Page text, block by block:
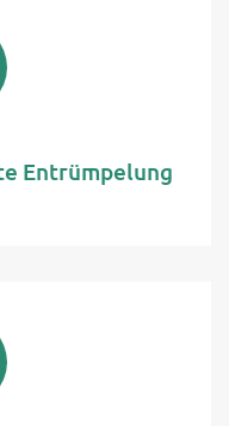
Entrümpelung